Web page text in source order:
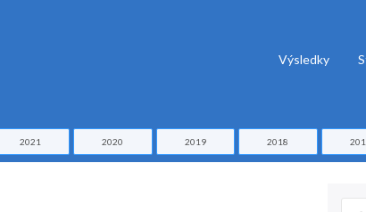
Výsledky
2021 2020 2019 2018